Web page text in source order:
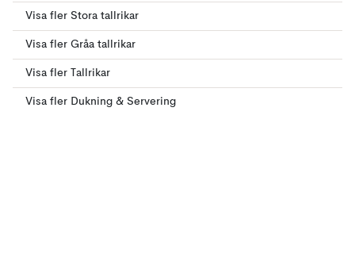
Visa fler Stora tallrikar
Visa fler Gråa tallrikar
Visa fler Tallrikar
Visa fler Dukning & Servering